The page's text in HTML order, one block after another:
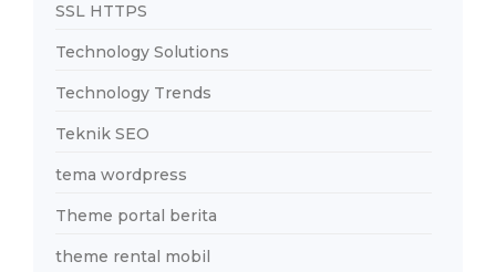
SSL HTTPS
Technology Solutions
Technology Trends
Teknik SEO
tema wordpress
Theme portal berita
theme rental mobil